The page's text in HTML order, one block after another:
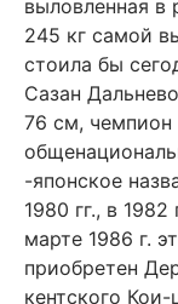
выловленная в
245 кг самой
стоила бы
Сазан
76 см,
-японское
1980 гг., в
марте 1986 г.
приобретен
кентского Кои-